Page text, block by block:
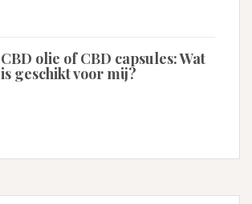
CBD olie of CBD capsules: Wat
is geschikt voor mij?